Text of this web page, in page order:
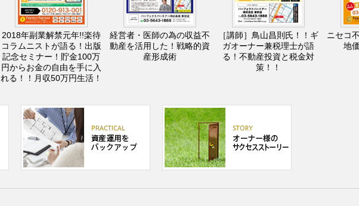
2018年副業解禁元年!!楽待
コラムニストが語る！出版
記念セミナー！貯金100万
円からお金の自由を手に入
れる！！月収50万円生活！
経営者・医師の為の収益不
動産を活用した！戦略的資
産形成術
［講師］鳥山昌則氏！！ギ
ガオーナー兼税理士が語
る！不動産投資と税金対
策！！
ニセコ
地